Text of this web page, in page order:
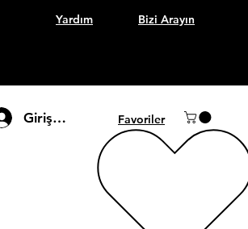
Yardım Bizi Arayın
Giriş Yap Favoriler